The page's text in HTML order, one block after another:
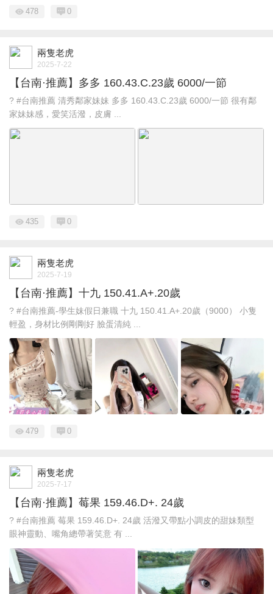
478 0
兩隻老虎
2025-7-22
【台南·推薦】多多 160.43.C.23歲 6000/一節
? #台南推薦 清秀鄰家妹妹 多多 160.43.C.23歲 6000/一節 很有鄰
家妹妹感，愛笑活潑，皮膚 ...
435 0
兩隻老虎
2025-7-19
【台南·推薦】十九 150.41.A+.20歲
? #台南推薦-學生妹假日兼職 十九 150.41.A+.20歲（9000） 小隻
輕盈，身材比例剛剛好 臉蛋清純 ...
479 0
兩隻老虎
2025-7-17
【台南·推薦】莓果 159.46.D+. 24歲
? #台南推薦 莓果 159.46.D+. 24歲 活潑又帶點小調皮的甜妹類型
眼神靈動、嘴角總帶著笑意 有 ...